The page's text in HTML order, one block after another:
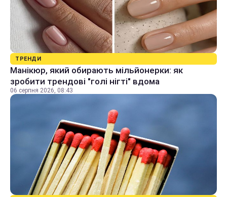
ТРЕНДИ
Манікюр, який обирають мільйонерки: як
зробити трендові "голі нігті" вдома
06 серпня 2026, 08:43